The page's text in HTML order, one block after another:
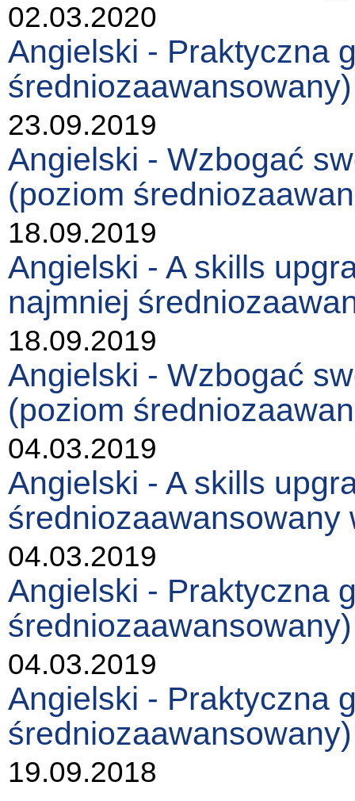
02.03.2020
Angielski - Praktyczna
średniozaawansowany)
23.09.2019
Angielski - Wzbogać
(poziom
18.09.2019
Angielski - A skills
najmniej
18.09.2019
Angielski - Wzbogać
(poziom
04.03.2019
Angielski - A skills
średniozaawansowany
04.03.2019
Angielski - Praktyczna
średniozaawansowany)
04.03.2019
Angielski - Praktyczna
średniozaawansowany)
19.09.2018